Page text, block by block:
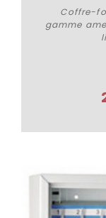
Coffre-
gamme